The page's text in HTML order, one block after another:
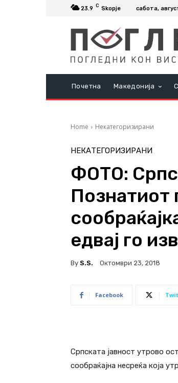
23.9 C Skopje сабота,
Почетна Македонија
Home Некатегоризирани
НЕКАТЕГОРИЗИРАНИ
ФОТО:
Познатиот
едвај го
By S.s. Октомври 23, 2018
Facebook
Српската јавност утрово
сообраќајна несреќа која